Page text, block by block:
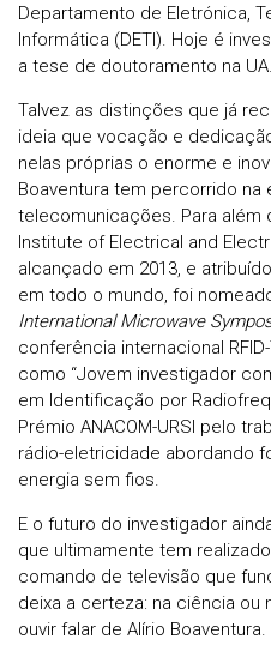
Departamento de Eletrónica,
Informática (DETI). Hoje é
a tese de doutoramento na UA.
Talvez as distinções que já
ideia que vocação e
nelas próprias o enorme e
Boaventura tem percorrido na
telecomunicações. Para além
Institute of Electrical and
alcançado em 2013, e
em todo o mundo, foi
International Microwave
conferência internacional
como “Jovem investigador
em Identificação por
Prémio ANACOM-URSI pelo
rádio-eletricidade abordando
energia sem fios.
E o futuro do investigador
que ultimamente tem
comando de televisão que
deixa a certeza: na ciência ou
ouvir falar de Alírio Boaventura.